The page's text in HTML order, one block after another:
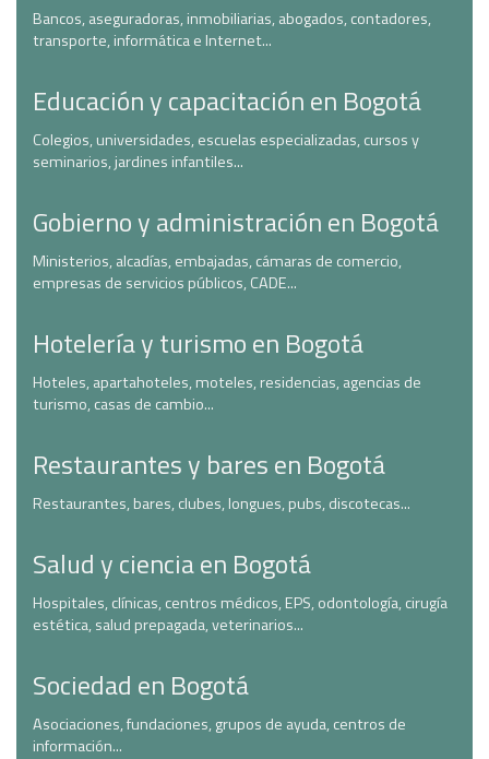
Bancos, aseguradoras, inmobiliarias, abogados, contadores,
transporte, informática e Internet...
Educación y capacitación en Bogotá
Colegios, universidades, escuelas especializadas, cursos y
seminarios, jardines infantiles...
Gobierno y administración en Bogotá
Ministerios, alcadías, embajadas, cámaras de comercio,
empresas de servicios públicos, CADE...
Hotelería y turismo en Bogotá
Hoteles, apartahoteles, moteles, residencias, agencias de
turismo, casas de cambio...
Restaurantes y bares en Bogotá
Restaurantes, bares, clubes, longues, pubs, discotecas...
Salud y ciencia en Bogotá
Hospitales, clínicas, centros médicos, EPS, odontología, cirugía
estética, salud prepagada, veterinarios...
Sociedad en Bogotá
Asociaciones, fundaciones, grupos de ayuda, centros de
información...